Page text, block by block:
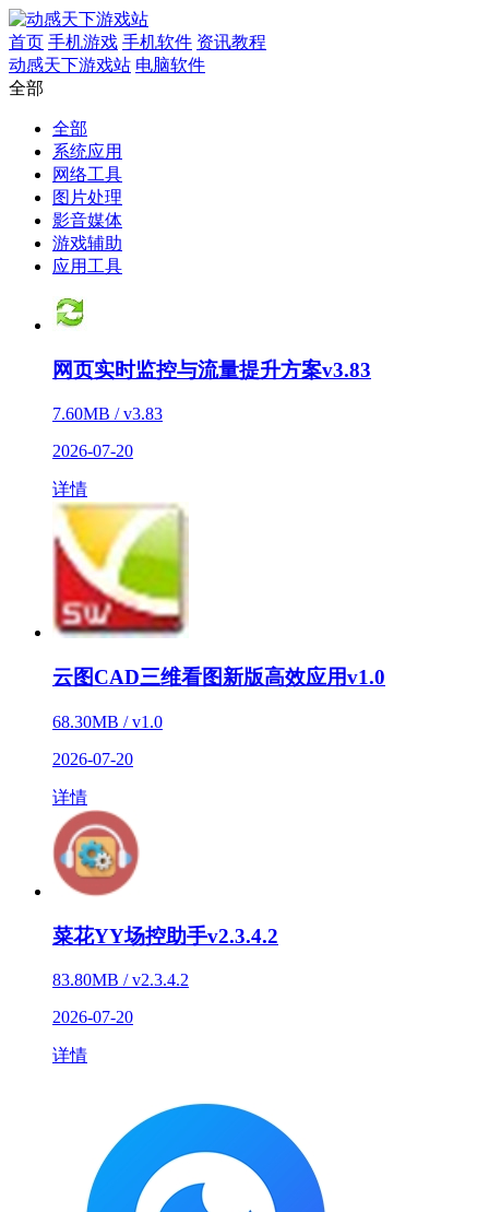
首页 手机游戏 手机软件 资讯教程
动感天下游戏站 电脑软件
全部
全部
系统应用
网络工具
图片处理
影音媒体
游戏辅助
应用工具
网页实时监控与流量提升方案v3.83
7.60MB / v3.83
2026-07-20
详情
云图CAD三维看图新版高效应用v1.0
68.30MB / v1.0
2026-07-20
详情
菜花YY场控助手v2.3.4.2
83.80MB / v2.3.4.2
2026-07-20
详情